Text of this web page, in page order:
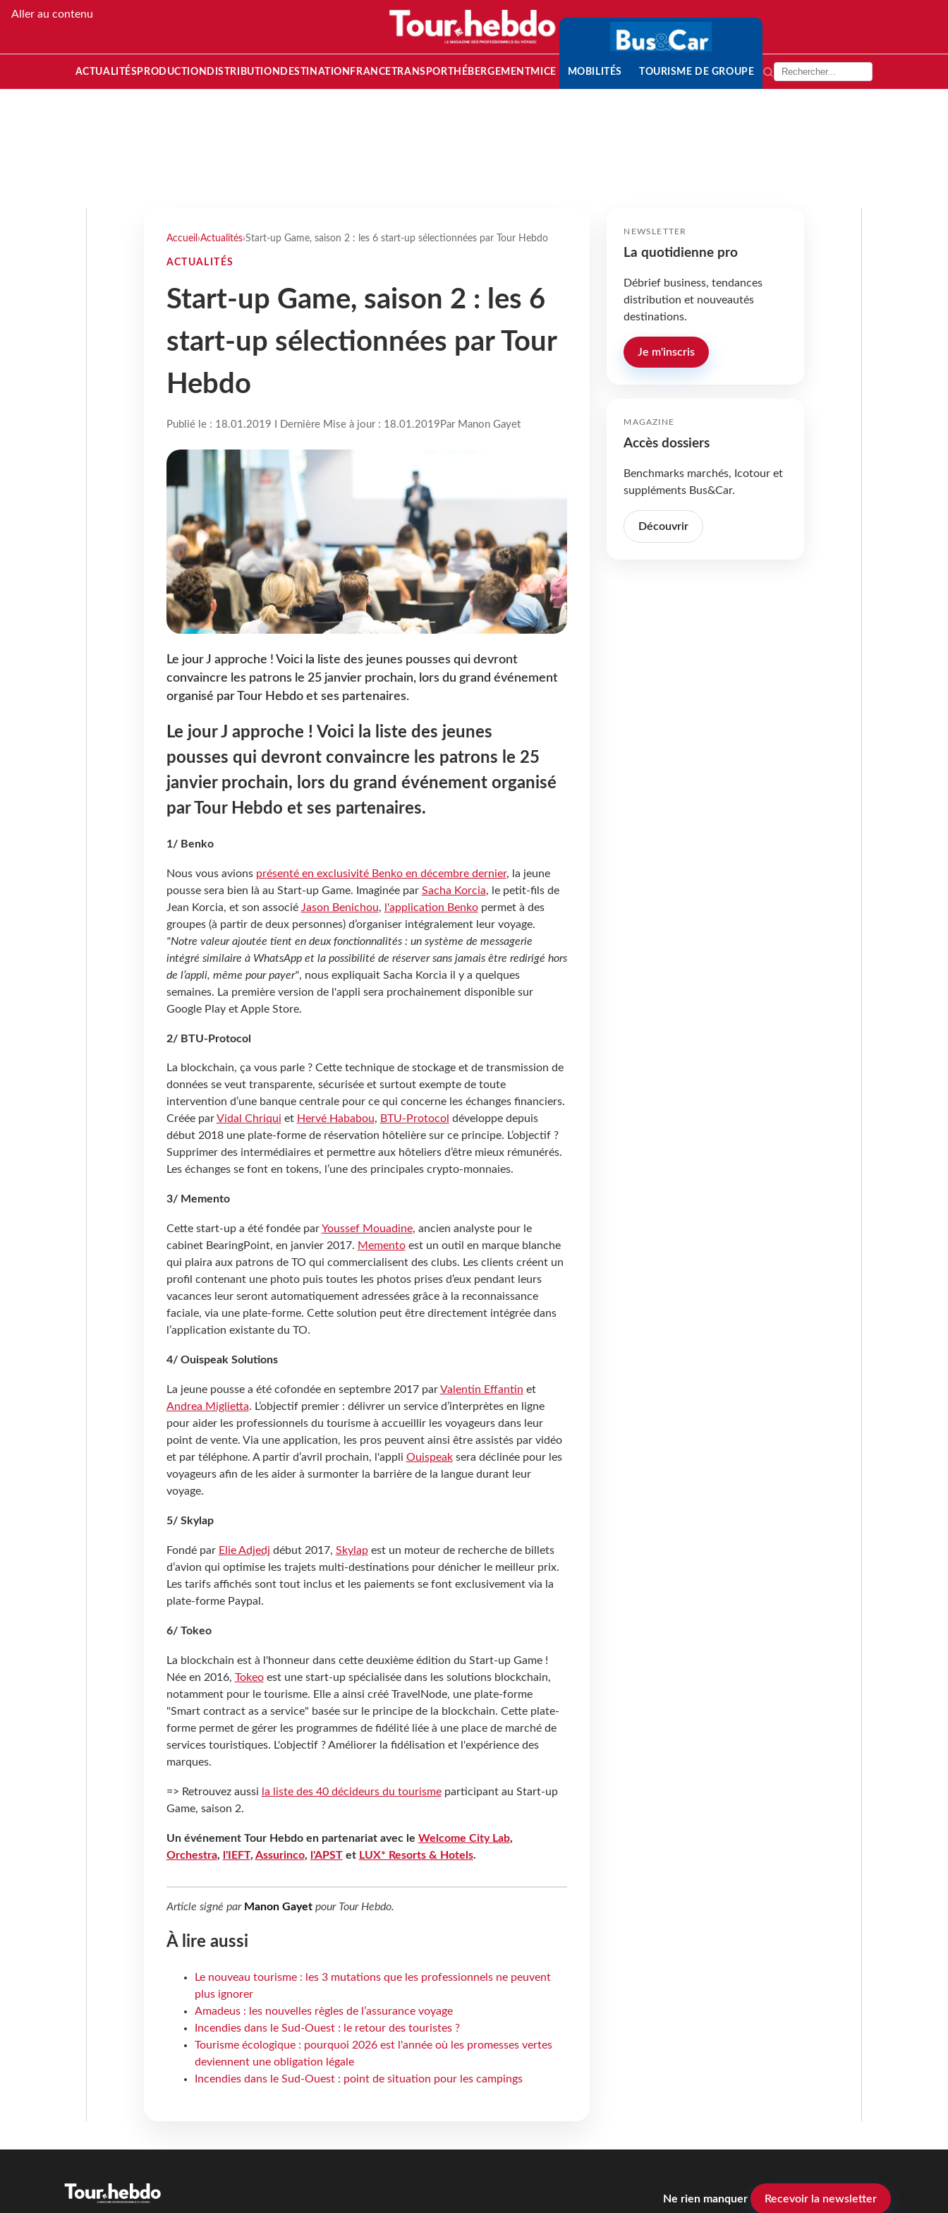
Aller au contenu
ACTUALITÉS PRODUCTION DISTRIBUTION DESTINATION FRANCETRANSPORT HÉBERGEMENTMICE MOBILITÉS TOURISME DE GROUPE
Accueil ›Actualités›Start-up Game, saison 2 : les 6 start-up sélectionnées par Tour Hebdo
ACTUALITÉS
Start-up Game, saison 2 : les 6
start-up sélectionnées par Tour
Hebdo
Publié le : 18.01.2019 I Dernière Mise à jour : 18.01.2019 Par Manon Gayet
Le jour J approche ! Voici la liste des jeunes pousses qui devront
convaincre les patrons le 25 janvier prochain, lors du grand événement
organisé par Tour Hebdo et ses partenaires.
Le jour J approche ! Voici la liste des jeunes
pousses qui devront convaincre les patrons le 25
janvier prochain, lors du grand événement organisé
par Tour Hebdo et ses partenaires.
1/ Benko
Nous vous avions présenté en exclusivité Benko en décembre dernier, la jeune
pousse sera bien là au Start-up Game. Imaginée par Sacha Korcia, le petit-fils de
Jean Korcia, et son associé Jason Benichou, l'application Benkopermet à des
groupes (à partir de deux personnes) d’organiser intégralement leur voyage.
"Notre valeur ajoutée tient en deux fonctionnalités : un système de messagerie
intégré similaire à WhatsApp et la possibilité de réserver sans jamais être redirigé hors
de l’appli, même pour payer", nous expliquait Sacha Korcia il y a quelques
semaines. La première version de l'appli sera prochainement disponible sur
Google Play et Apple Store.
2/ BTU-Protocol
La blockchain, ça vous parle ? Cette technique de stockage et de transmission de
données se veut transparente, sécurisée et surtout exempte de toute
intervention d’une banque centrale pour ce qui concerne les échanges financiers.
Créée parVidal Chriqui et Hervé Hababou, BTU-Protocol développe depuis
début 2018 une plate-forme de réservation hôtelière sur ce principe. L’objectif ?
Supprimer des intermédiaires et permettre aux hôteliers d’être mieux rémunérés.
Les échanges se font en tokens, l’une des principales crypto-monnaies.
3/ Memento
Cette start-up a été fondée parYoussef Mouadine, ancien analyste pour le
cabinet BearingPoint, en janvier 2017. Mementoest un outil en marque blanche
qui plaira aux patrons de TO qui commercialisent des clubs. Les clients créent un
profil contenant une photo puis toutes les photos prises d’eux pendant leurs
vacances leur seront automatiquement adressées grâce à la reconnaissance
faciale, via une plate-forme. Cette solution peut être directement intégrée dans
l’application existante du TO.
4/ Ouispeak Solutions
La jeune pousse a été cofondée en septembre 2017 parValentin Effantin et
Andrea Miglietta. L’objectif premier : délivrer un service d’interprètes en ligne
pour aider les professionnels du tourisme à accueillir les voyageurs dans leur
point de vente. Via une application, les pros peuvent ainsi être assistés par vidéo
et par téléphone. A partir d’avril prochain, l'appli Ouispeaksera déclinée pour les
voyageurs afin de les aider à surmonter la barrière de la langue durant leur
voyage.
5/ Skylap
Fondé par Elie Adjedj début 2017, Skylapest un moteur de recherche de billets
d’avion qui optimise les trajets multi-destinations pour dénicher le meilleur prix.
Les tarifs affichés sont tout inclus et les paiements se font exclusivement via la
plate-forme Paypal.
6/ Tokeo
La blockchain est à l'honneur dans cette deuxième édition du Start-up Game !
Née en 2016, Tokeoest une start-up spécialisée dans les solutions blockchain,
notamment pour le tourisme. Elle a ainsi créé TravelNode, une plate-forme
"Smart contract as a service" basée sur le principe de la blockchain. Cette plate-
forme permet de gérer les programmes de fidélité liée à une place de marché de
services touristiques. L'objectif ? Améliorer la fidélisation et l'expérience des
marques.
=> Retrouvez aussi la liste des 40 décideurs du tourismeparticipant au Start-up
Game, saison 2.
Un événement Tour Hebdo en partenariat avec le Welcome City Lab,
Orchestra, l'IEFT, Assurinco, l'APSTet LUX* Resorts & Hotels.
Article signé par Manon Gayetpour Tour Hebdo.
À lire aussi
Le nouveau tourisme : les 3 mutations que les professionnels ne peuvent
plus ignorer
Amadeus : les nouvelles règles de l’assurance voyage
Incendies dans le Sud-Ouest : le retour des touristes ?
Tourisme écologique : pourquoi 2026 est l'année où les promesses vertes
deviennent une obligation légale
Incendies dans le Sud-Ouest : point de situation pour les campings
NEWSLETTER
La quotidienne pro
Débrief business, tendances
distribution et nouveautés
destinations.
Je m'inscris
MAGAZINE
Accès dossiers
Benchmarks marchés, Icotour et
suppléments Bus&Car.
Découvrir
Ne rien manquer Recevoir la newsletter